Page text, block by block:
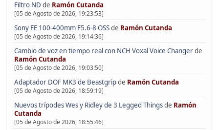
Filtro ND de Ramón Cutanda
[05 de Agosto de 2026, 19:23:53]
Sony FE 100-400mm F5.6-8 OSSde Ramón Cutanda
[05 de Agosto de 2026, 19:14:36]
Cambio de voz en tiempo real con NCH Voxal Voice Changerde
Ramón Cutanda
[05 de Agosto de 2026, 19:03:50]
Adaptador DOF MK3 de Beastgripde Ramón Cutanda
[05 de Agosto de 2026, 18:59:19]
Nuevos trípodes Wes y Ridley de 3 Legged Thingsde Ramón
Cutanda
[05 de Agosto de 2026, 18:55:46]